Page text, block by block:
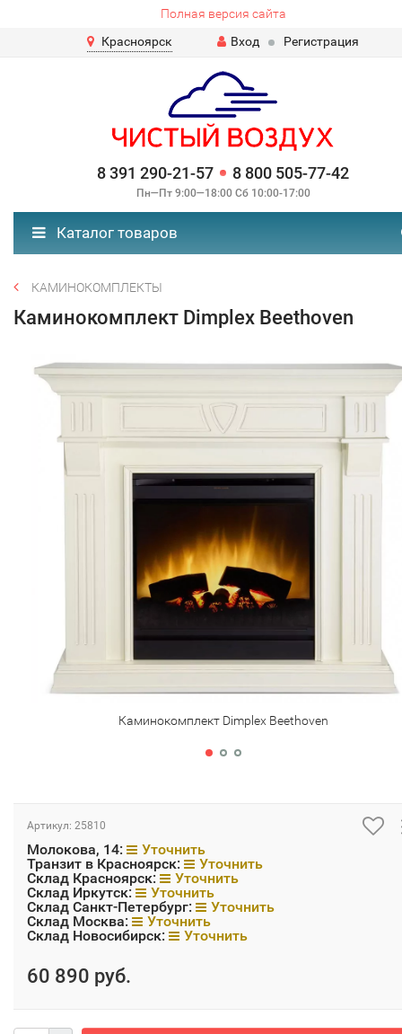
Полная версия сайта
Красноярск
Вход Регистрация
8 391 290-21-57 8 800 505-77-42
Пн—Пт 9:00—18:00 Сб 10:00-17:00
Каталог товаров
КАМИНОКОМПЛЕКТЫ
Каминокомплект Dimplex Beethoven
Каминокомплект Dimplex Beethoven
Артикул: 25810
Молокова, 14:
Уточнить
Транзит в Красноярск:
Уточнить
Склад Красноярск:
Уточнить
Склад Иркутск:
Уточнить
Склад Санкт-Петербург:
Уточнить
Склад Москва:
Уточнить
Склад Новосибирск:
Уточнить
60 890 руб.